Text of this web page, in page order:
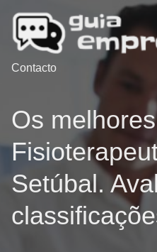
Contacto
Os melhores
Setúbal.